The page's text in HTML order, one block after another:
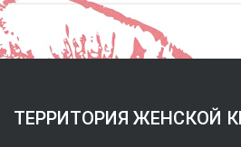
ТЕРРИТОРИЯ ЖЕНСКОЙ